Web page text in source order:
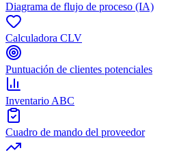
Diagrama de flujo de proceso (IA)
Calculadora CLV
Puntuación de clientes potenciales
Inventario ABC
Cuadro de mando del proveedor